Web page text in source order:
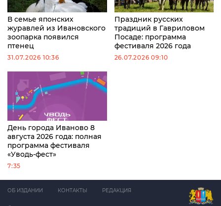
В семье японских
журавлей из Ивановского
зоопарка появился
птенец
31.07.2026 10:36
Праздник русских
традиций в Гавриловом
Посаде: программа
фестиваля 2026 года
26.07.2026 09:10
День города Иваново 8
августа 2026 года: полная
программа фестиваля
«Уводь-фест»
7:35
ОБ ИЗДАНИИ КОНТАКТЫ РЕДАКЦИЯ